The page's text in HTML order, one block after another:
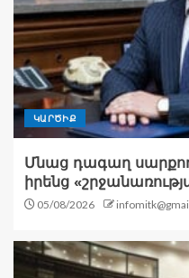
ԿԱՐԾԻՔ
Մնաց դագաղ
իրենց
05/08/2026